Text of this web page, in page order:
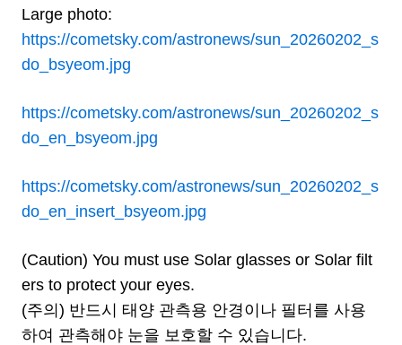
Large photo:
https://cometsky.com/astronews/sun_20260202_s
do_bsyeom.jpg
https://cometsky.com/astronews/sun_20260202_s
do_en_bsyeom.jpg
https://cometsky.com/astronews/sun_20260202_s
do_en_insert_bsyeom.jpg
(Caution) You must use Solar glasses or Solar filt
ers to protect your eyes.
(주의) 반드시 태양 관측용 안경이나 필터를 사용
하여 관측해야 눈을 보호할 수 있습니다.